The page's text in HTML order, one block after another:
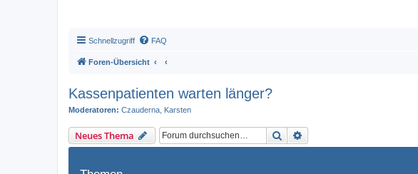
Schnellzugriff FAQ
Foren-Übersicht
Kassenpatienten warten länger?
Moderatoren: Czauderna Karsten
Neues Thema Suche